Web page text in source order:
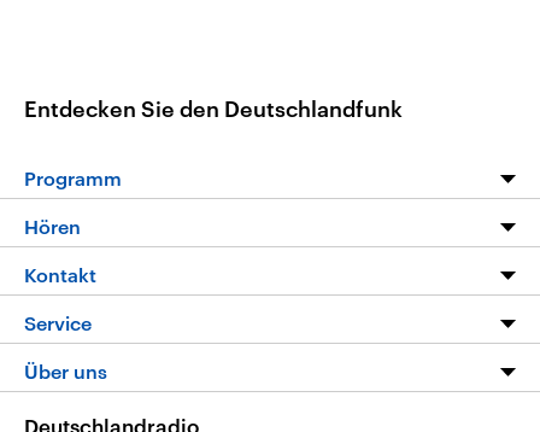
Entdecken Sie den Deutschlandfunk
Programm
Programm
Die Nachrichten
Nachrichtenleicht
Neue Beiträge auf dlf.de
Hören
Livestream
Podcasts
Deutschlandfunk App
Nachrichten App
Kontakt
Hörerservice
Service
FAQ
Über uns
Deutschlandradio